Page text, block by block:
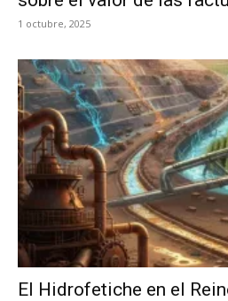
1 octubre, 2025
El Hidrofetiche en el